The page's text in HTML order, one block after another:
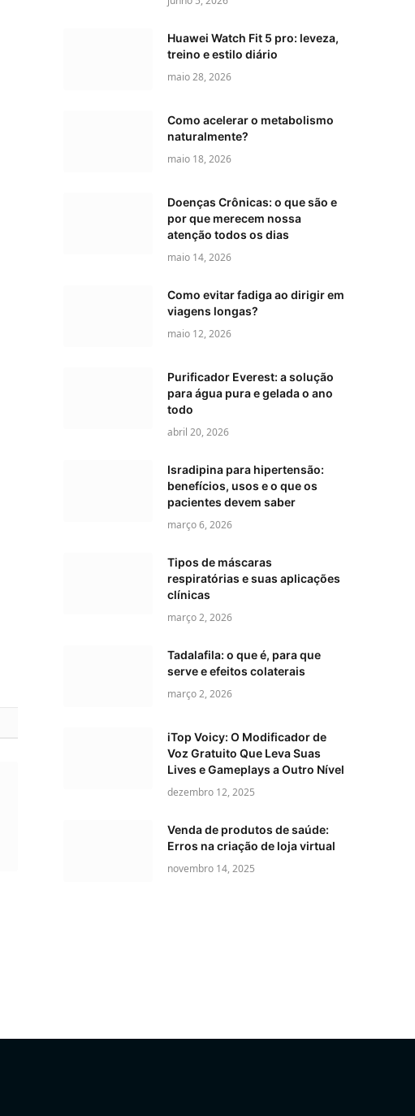
Huawei Watch Fit 5 pro: leveza,
treino e estilo diário
maio 28, 2026
Como acelerar o metabolismo
naturalmente?
maio 18, 2026
Doenças Crônicas: o que são e
por que merecem nossa
atenção todos os dias
maio 14, 2026
Como evitar fadiga ao dirigir em
viagens longas?
maio 12, 2026
Purificador Everest: a solução
para água pura e gelada o ano
todo
abril 20, 2026
Isradipina para hipertensão:
benefícios, usos e o que os
pacientes devem saber
março 6, 2026
Tipos de máscaras
respiratórias e suas aplicações
clínicas
março 2, 2026
Tadalafila: o que é, para que
serve e efeitos colaterais
março 2, 2026
iTop Voicy: O Modificador de
Voz Gratuito Que Leva Suas
Lives e Gameplays a Outro Nível
dezembro 12, 2025
Venda de produtos de saúde:
Erros na criação de loja virtual
novembro 14, 2025